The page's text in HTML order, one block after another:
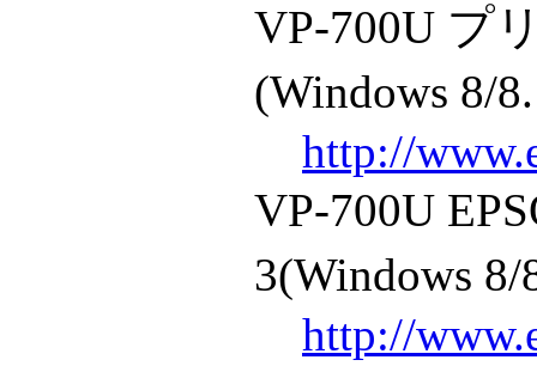
VP-700U プ
(Windows 8/
http://
VP-700U
3(Windows
http://